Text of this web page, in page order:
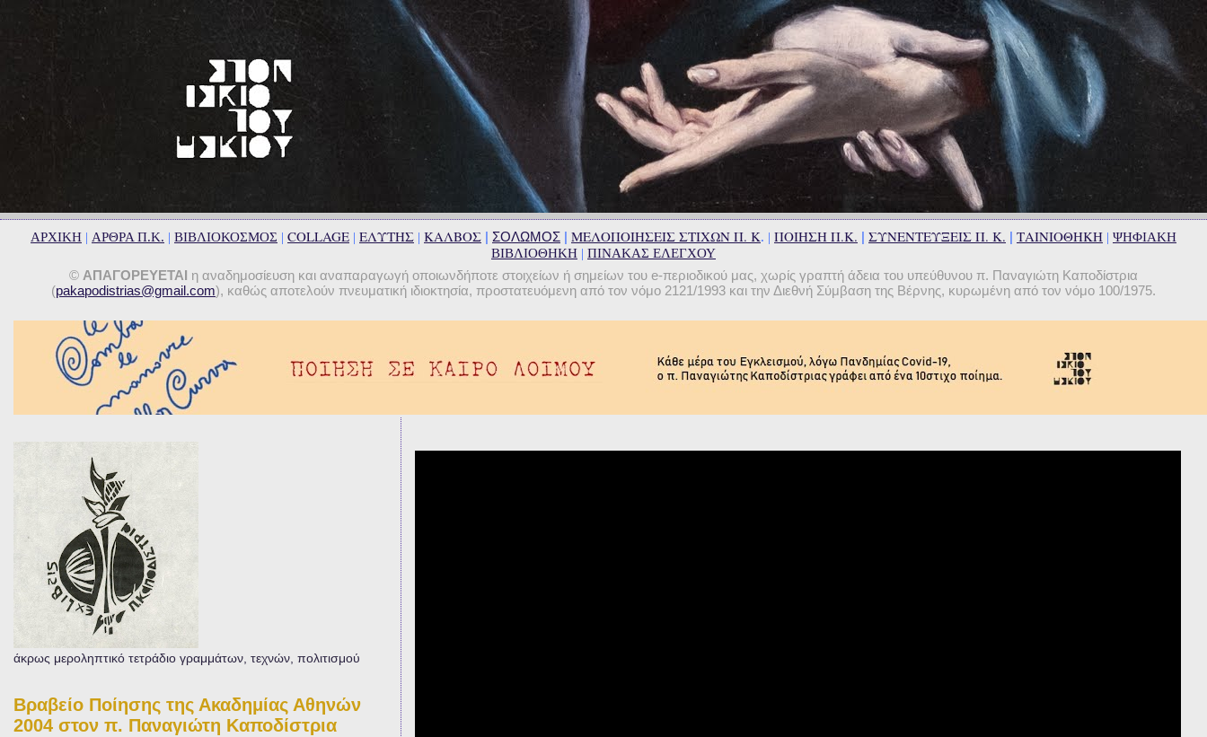
ΑΡΧΙΚΗ | ΑΡΘΡΑ Π.Κ. | ΒΙΒΛΙΟΚΟΣΜΟΣ | COLLAGE | ΕΛΥΤΗΣ | ΚΑΛΒΟΣ | ΣΟΛΩΜΟΣ | ΜΕΛΟΠΟΙΗΣΕΙΣ ΣΤΙΧΩΝ Π. Κ. | ΠΟΙΗΣΗ Π.Κ. | ΣΥΝΕΝΤΕΥΞΕΙΣ Π. Κ. | ΤΑΙΝΙΟΘΗΚΗ | ΨΗΦΙΑΚΗ
ΒΙΒΛΙΟΘΗΚΗ | ΠΙΝΑΚΑΣ ΕΛΕΓΧΟΥ
© ΑΠΑΓΟΡΕΥΕΤΑΙ η αναδημοσίευση και αναπαραγωγή οποιωνδήποτε στοιχείων ή σημείων του e-περιοδικού μας, χωρίς γραπτή άδεια του υπεύθυνου π. Παναγιώτη Καποδίστρια
(pakapodistrias@gmail.com), καθώς αποτελούν πνευματική ιδιοκτησία, προστατευόμενη από τον νόμο 2121/1993 και την Διεθνή Σύμβαση της Βέρνης, κυρωμένη από τον νόμο 100/1975.
άκρως μεροληπτικό τετράδιο γραμμάτων, τεχνών, πολιτισμού
Βραβείο Ποίησης της Ακαδημίας Αθηνών
2004 στον π. Παναγιώτη Καποδίστρια